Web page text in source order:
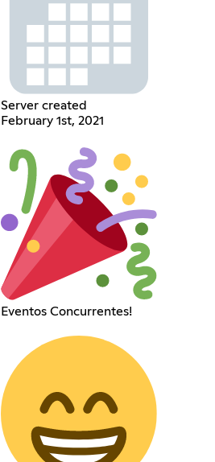
Server created
February 1st, 2021
Eventos Concurrentes!